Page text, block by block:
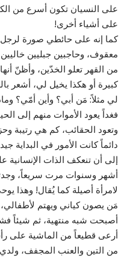
على النسيان تكون أسرع من
على أشياء أخرى!
كما إنه على حائطي صورة لرجل
معقوف، وحاجبين جبليين
من القهر تعلو الخدّين، وأظنّ
كبيرة أو هكذا يخيل لي، أشعر
لي مثلاً: مَن أبي؟ وأين أمّي؟
فغداً يعود الأموات منهم إلى
وتعود الحقائب، كم هي رتيبة
دائماً كانت الأمور في البداية
إلى أن تنعكف الذات الإنسانية
أشهر وسنوات مرت سريعاً،
لامرأة أصيلة كما يُقال! وهذا
مَن يصون كياني ويهتم
أصبحت شبه منتهية، ثم شيئاً
أرعى قطيعاً من الماشية على
من التين والعنب المجفف، ولدي